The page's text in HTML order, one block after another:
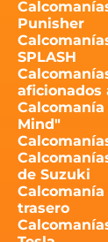
Punisher
SPLASH
aficionados
Mind"
de Suzuki
trasero